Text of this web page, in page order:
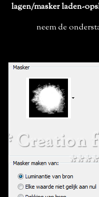
lagen/masker laden-
neem de